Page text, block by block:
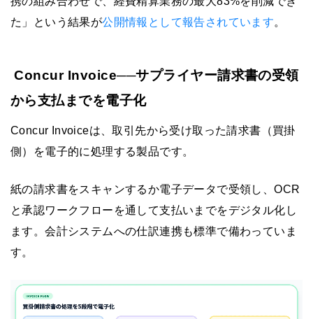
た」という結果が公開情報として報告されています。
Concur Invoice──サプライヤー請求書の受領
から支払までを電子化
Concur Invoiceは、取引先から受け取った請求書（買掛
側）を電子的に処理する製品です。
紙の請求書をスキャンするか電子データで受領し、OCR
と承認ワークフローを通して支払いまでをデジタル化し
ます。会計システムへの仕訳連携も標準で備わっていま
す。